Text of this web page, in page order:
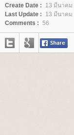
Create Date :
13 มีนาคม
Last Update :
13 มีนาคม
Comments : 56